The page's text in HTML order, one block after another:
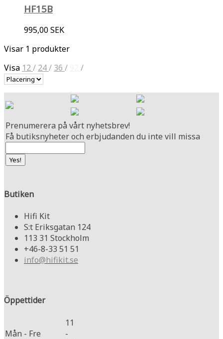
HF15B
995,00 SEK
Visar 1 produkter
Visa 12/ 24/ 36 / /
Prenumerera på vårt nyhetsbrev!
Få butiksnyheter och erbjudanden du inte vill missa
Butiken
Hifi Kit
S:t Eriksgatan 124
113 31 Stockholm
+46-8-33 51 51
info@hifikit.se
Öppettider
Mån - Fre
11
-